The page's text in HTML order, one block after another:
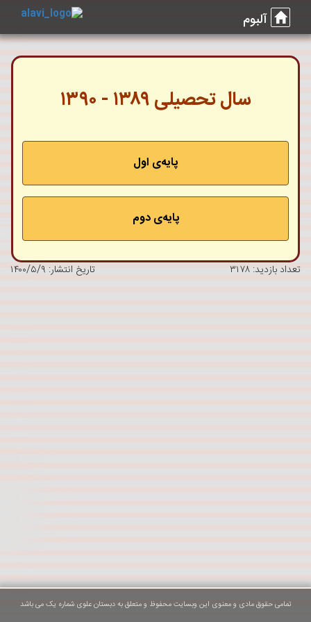
آلبوم
سال تحصیلی ۱۳۸۹ - ۱۳۹۰
پایه‌ی اول
‌پایه‌ی دوم
تعداد بازدید: ۳۱۷۸ تاریخ انتشار: ۱۴۰۰/۵/۹
تمامی حقوق مادی و معنوی این وبسایت محفوظ و متعلق به دبستان علوی شماره یک می باشد